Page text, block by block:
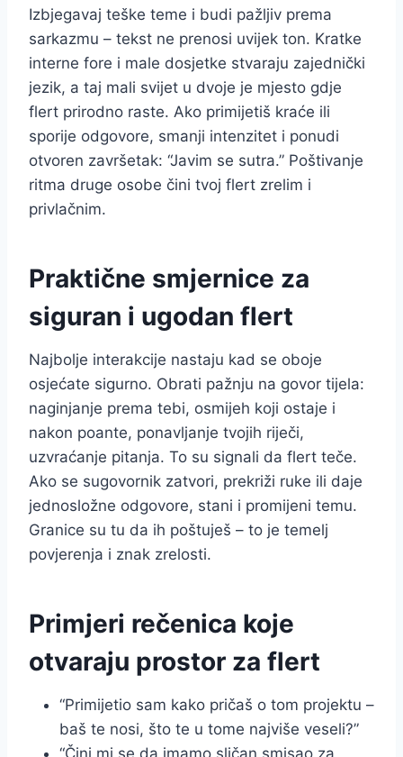
Izbjegavaj teške teme i budi pažljiv prema
sarkazmu – tekst ne prenosi uvijek ton. Kratke
interne fore i male dosjetke stvaraju zajednički
jezik, a taj mali svijet u dvoje je mjesto gdje
flert prirodno raste. Ako primijetiš kraće ili
sporije odgovore, smanji intenzitet i ponudi
otvoren završetak: “Javim se sutra.” Poštivanje
ritma druge osobe čini tvoj flert zrelim i
privlačnim.
Praktične smjernice za
siguran i ugodan flert
Najbolje interakcije nastaju kad se oboje
osjećate sigurno. Obrati pažnju na govor tijela:
naginjanje prema tebi, osmijeh koji ostaje i
nakon poante, ponavljanje tvojih riječi,
uzvraćanje pitanja. To su signali da flert teče.
Ako se sugovornik zatvori, prekriži ruke ili daje
jednosložne odgovore, stani i promijeni temu.
Granice su tu da ih poštuješ – to je temelj
povjerenja i znak zrelosti.
Primjeri rečenica koje
otvaraju prostor za flert
“Primijetio sam kako pričaš o tom projektu –
baš te nosi, što te u tome najviše veseli?”
“Čini mi se da imamo sličan smisao za